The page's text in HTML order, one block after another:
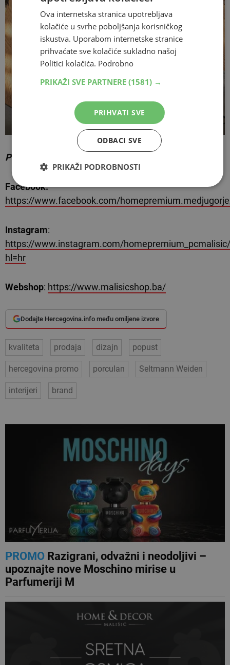
Pratite nas i na društvenim mrežama:
Facebook:
https://www.facebook.com/
Instagram:
https://www.instagram.com/
hl=hr
Webshop: https://www.malisicshop.ba/
Dodajte Hercegovina.info među omiljene izvore
kvaliteta prodaja dizajn popust
hercegovina promo porculan Seltmann Weiden
interijeri brand
PROMORazigrani, odvažni i neodoljivi –
upoznajte nove Moschino mirise u
Parfumeriji M
Ova internetska stranica upotrebljava
kolačiće u svrhe poboljšanja korisničkog
iskustva. Uporabom internetske stranice
prihvaćate sve kolačiće sukladno našoj
Politici kolačića. Podrobno
PRIKAŽI SVE PARTNERE (1581) →
PRIHVATI SVE
ODBACI SVE
PRIKAŽI PODROBNOSTI